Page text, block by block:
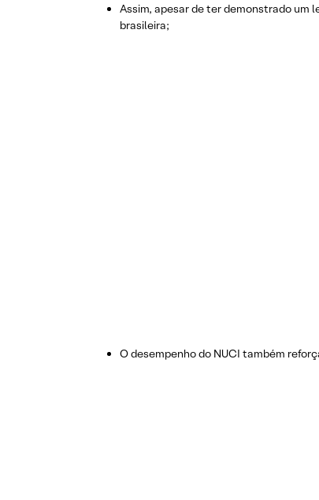
Assim, apesar de ter demonstrado um
brasileira;
O desempenho do NUCI também